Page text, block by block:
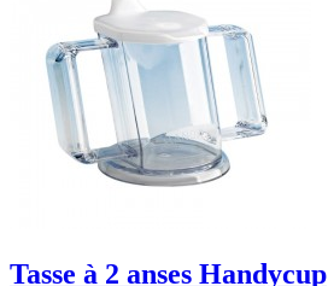
Tasse à 2 anses Handycup